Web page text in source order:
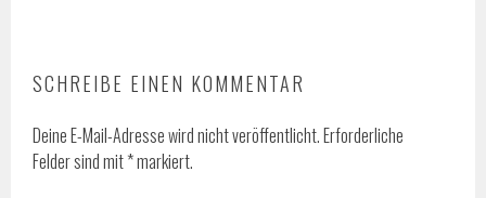
SCHREIBE EINEN KOMMENTAR
Deine E-Mail-Adresse wird nicht veröffentlicht.Erforderliche
Felder sind mit*markiert.